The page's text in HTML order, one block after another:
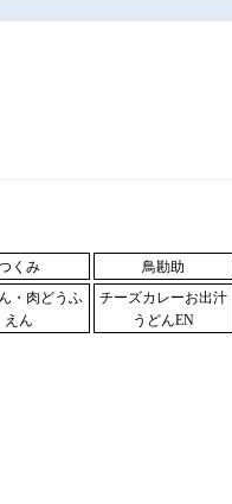
くみ 鳥勘助
・肉どうふ
えん
チーズカレーお出汁
うどんEN